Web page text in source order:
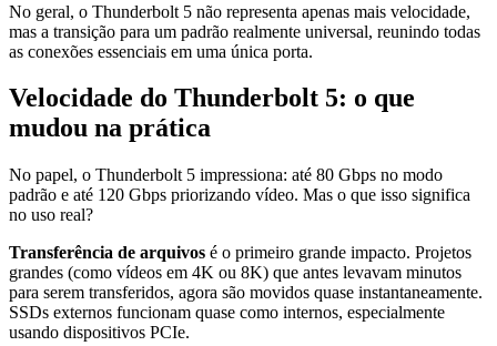
No geral, o Thunderbolt 5 não representa apenas mais velocidade,
mas a transição para um padrão realmente universal, reunindo todas
as conexões essenciais em uma única porta.
Velocidade do Thunderbolt 5: o que
mudou na prática
No papel, o Thunderbolt 5 impressiona: até 80 Gbps no modo
padrão e até 120 Gbps priorizando vídeo. Mas o que isso significa
no uso real?
Transferência de arquivos é o primeiro grande impacto. Projetos
grandes (como vídeos em 4K ou 8K) que antes levavam minutos
para serem transferidos, agora são movidos quase instantaneamente.
SSDs externos funcionam quase como internos, especialmente
usando dispositivos PCIe.